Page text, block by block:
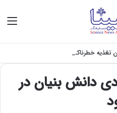
تغذیه خطرناک می‌شود
دانش بنیان در